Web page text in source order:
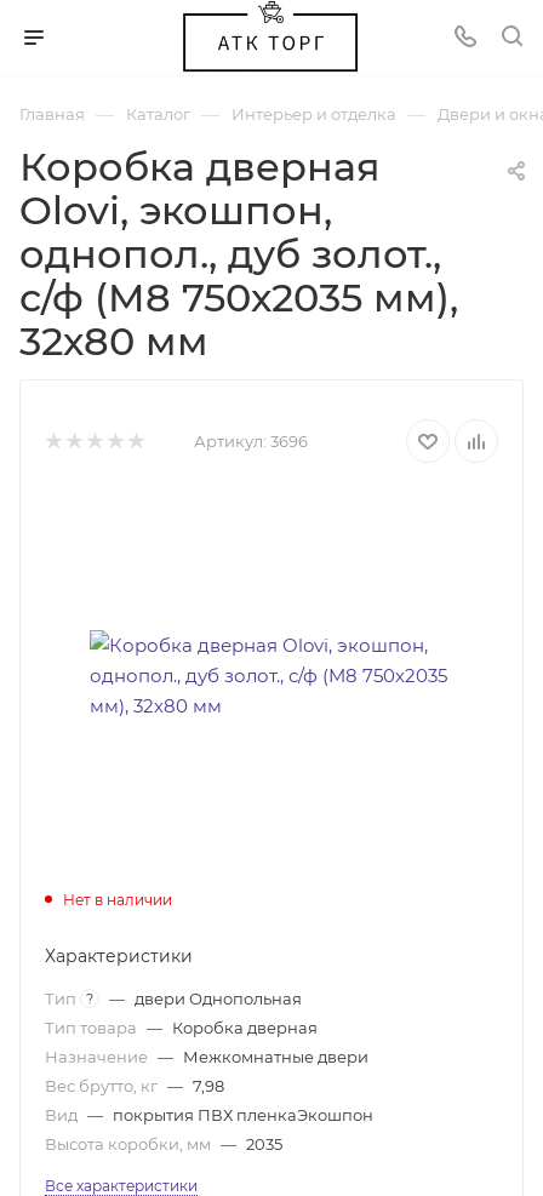
Главная — Каталог — Интерьер и отделка — Двери и
Коробка дверная
Olovi, экошпон,
однопол., дуб золот.,
с/ф (M8 750х2035 мм),
32х80 мм
Артикул: 3696
Нет в наличии
Характеристики
Тип ? — двери Однопольная
Тип товара — Коробка дверная
Назначение — Межкомнатные двери
Вес брутто, кг — 7,98
Вид — покрытия ПВХ пленкаЭкошпон
Высота коробки, мм — 2035
Все характеристики